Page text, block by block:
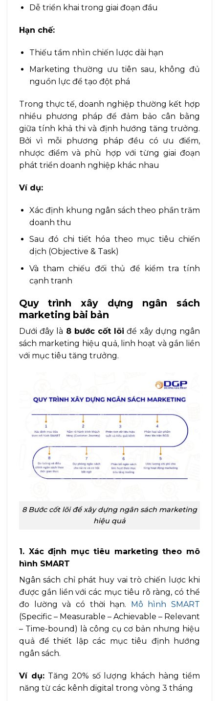
Dễ triển khai trong giai đoạn đầu
Hạn chế:
Thiếu tầm nhìn chiến lược dài hạn
Marketing thường ưu tiên sau, không đủ
nguồn lực để tạo đột phá
Trong thực tế, doanh nghiệp thường kết hợp
nhiều phương pháp để đảm bảo cân bằng
giữa tính khả thi và định hướng tăng trưởng.
Bởi vì mỗi phương pháp đều có ưu điểm,
nhược điểm và phù hợp với từng giai đoạn
phát triển doanh nghiệp khác nhau
Ví dụ:
Xác định khung ngân sách theo phần trăm
doanh thu
Sau đó chi tiết hóa theo mục tiêu chiến
dịch (Objective & Task)
Và tham chiếu đối thủ để kiểm tra tính
cạnh tranh
Quy trình xây dựng ngân sách
marketing bài bản
Dưới đây là 8 bước cốt lõi để xây dựng ngân
sách marketing hiệu quả, linh hoạt và gắn liền
với mục tiêu tăng trưởng.
8 Bước cốt lõi để xây dựng ngân sách marketing
hiệu quả
1. Xác định mục tiêu marketing theo mô
hình SMART
Ngân sách chỉ phát huy vai trò chiến lược khi
được gắn liền với các mục tiêu rõ ràng, có thể
đo lường và có thời hạn. Mô hình SMART
(Specific – Measurable – Achievable – Relevant
– Time-bound) là công cụ cơ bản nhưng hiệu
quả để thiết lập các mục tiêu định hướng
ngân sách.
Ví dụ:Tăng 20% số lượng khách hàng tiềm
năng từ các kênh digital trong vòng 3 tháng